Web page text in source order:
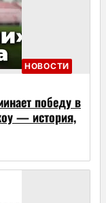
НОВОСТИ
победу в
— история,